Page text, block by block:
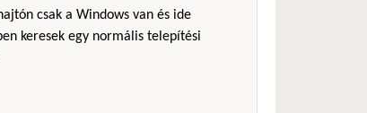
csak a Windows van és ide
keresek egy normális telepítési